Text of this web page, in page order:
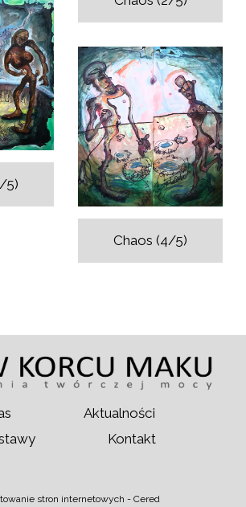
5)
Chaos (4/5)
Aktualności
Kontakt
stron internetowych - Cered